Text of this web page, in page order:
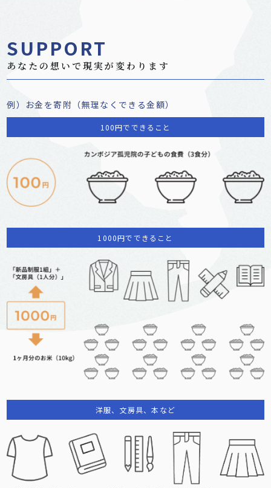
SUPPORT
あなたの想いで現実が変わります
例）お金を寄附（無理なくできる金額）
100円でできること
1000円でできること
洋服、文房具、本など